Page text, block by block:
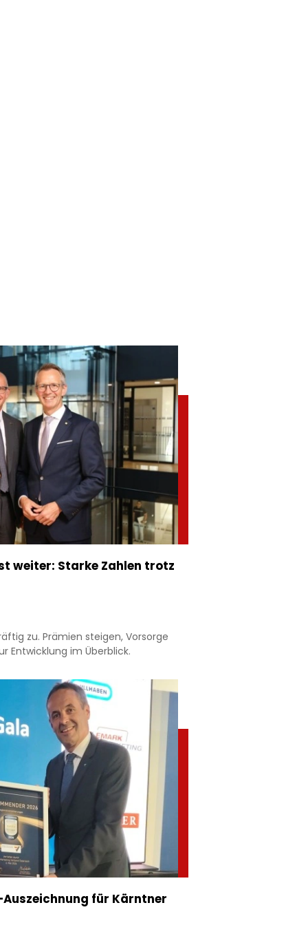
weiter: Starke Zahlen trotz
zu. Prämien steigen, Vorsorge
Entwicklung im Überblick.
für Kärntner